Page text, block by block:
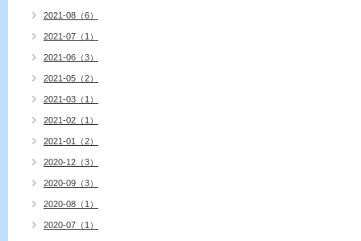
2021-08（6）
2021-07（1）
2021-06（3）
2021-05（2）
2021-03（1）
2021-02（1）
2021-01（2）
2020-12（3）
2020-09（3）
2020-08（1）
2020-07（1）